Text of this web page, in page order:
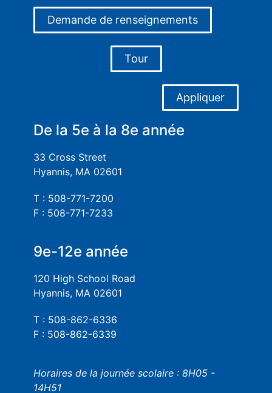
Demande de renseignements
Tour
Appliquer
De la 5e à la 8e année
33 Cross Street
Hyannis, MA 02601
T : 508-771-7200
F : 508-771-7233
9e-12e année
120 High School Road
Hyannis, MA 02601
T : 508-862-6336
F : 508-862-6339
Horaires de la journée scolaire : 8H05 -
14H51